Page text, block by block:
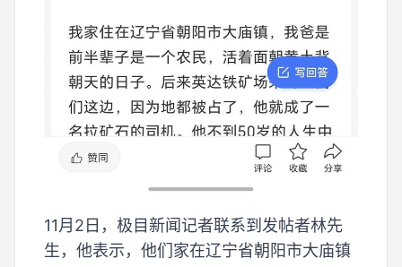
11月2日，极目新闻记者联系到发帖者林先
生，他表示，他们家在辽宁省朝阳市大庙镇